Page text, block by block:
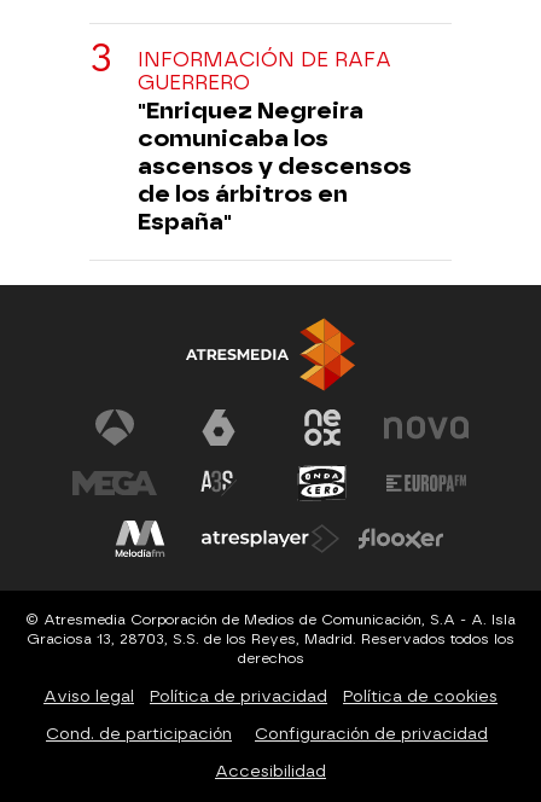
INFORMACIÓN DE RAFA
GUERRERO
"Enriquez Negreira
comunicaba los
ascensos y descensos
de los árbitros en
España"
© Atresmedia Corporación de Medios de Comunicación, S.A - A. Isla
Graciosa 13, 28703, S.S. de los Reyes, Madrid. Reservados todos los
derechos
Aviso legal Política de privacidad Política de cookies
Cond. de participación Configuración de privacidad
Accesibilidad